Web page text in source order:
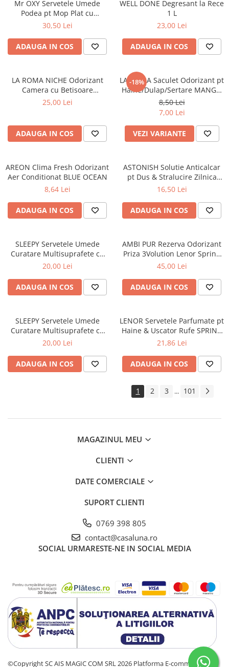
Mr OXY Servetele Umede
Podea pt Mop Plat cu
Bicarbonat 50 buc
30,50 Lei
ADAUGA IN COS
WELL DONE Degresant la Rece
1 L
23,00 Lei
ADAUGA IN COS
LA ROMA NICHE Odorizant
Camera cu Betisoare
INVICTUS 120 ml
25,00 Lei
ADAUGA IN COS
-18%
LA ROMA Saculet Odorizant pt
Haine/Dulap/Sertare MANGO
26g
8,50 Lei
7,00 Lei
VEZI VARIANTE
AREON Clima Fresh Odorizant
Aer Conditionat BLUE OCEAN
8,64 Lei
ADAUGA IN COS
ASTONISH Solutie Anticalcar
pt Dus & Stralucire Zilnica
White Lilies 750 ml
16,50 Lei
ADAUGA IN COS
SLEEPY Servetele Umede
Curatare Multisuprafete cu
Bicarbonat, Otet Alb, Eucalipt
Buc
20,00 Lei
ADAUGA IN COS
AMBI PUR Rezerva Odorizant
Priza 3Volution Lenor Spring
Awakening 2x20 ml
45,00 Lei
ADAUGA IN COS
SLEEPY Servetele Umede
Curatare Multisuprafete cu
Bicarbonat, Otet Alb, Lilium
20,00 Lei
ADAUGA IN COS
LENOR Servetele Parfumate pt
Haine & Uscator Rufe SPRING
AWAKENING 34 buc
21,86 Lei
ADAUGA IN COS
1 2 3 ... 101
MAGAZINUL MEU
CLIENTI
DATE COMERCIALE
SUPORT CLIENTI
0769 398 805
contact@casaluna.ro
SOCIAL URMARESTE-NE IN SOCIAL MEDIA
©Copyright SC AIS MAGIC COM SRL 2026 Platforma E-commerce by